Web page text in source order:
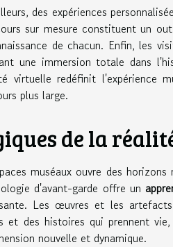
des expériences
sur mesure constituent un
de chacun. Enfin, les
une immersion totale dans
virtuelle redéfinit l'expérience
plus large.
de la
muséaux ouvre des
d'avant-garde offre un
Les œuvres et les
et des histoires qui prennent
nouvelle et dynamique.